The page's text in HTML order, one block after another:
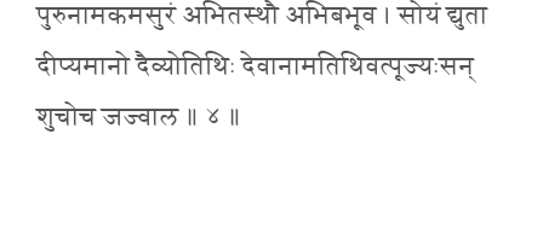
पुरुनामकमसुरं अभितस्थौ अभिबभूव । सोयं द्युता
दीप्यमानो दैव्योतिथिः देवानामतिथिवत्पूज्यःसन्
शुचोच जज्वाल ॥ ४ ॥